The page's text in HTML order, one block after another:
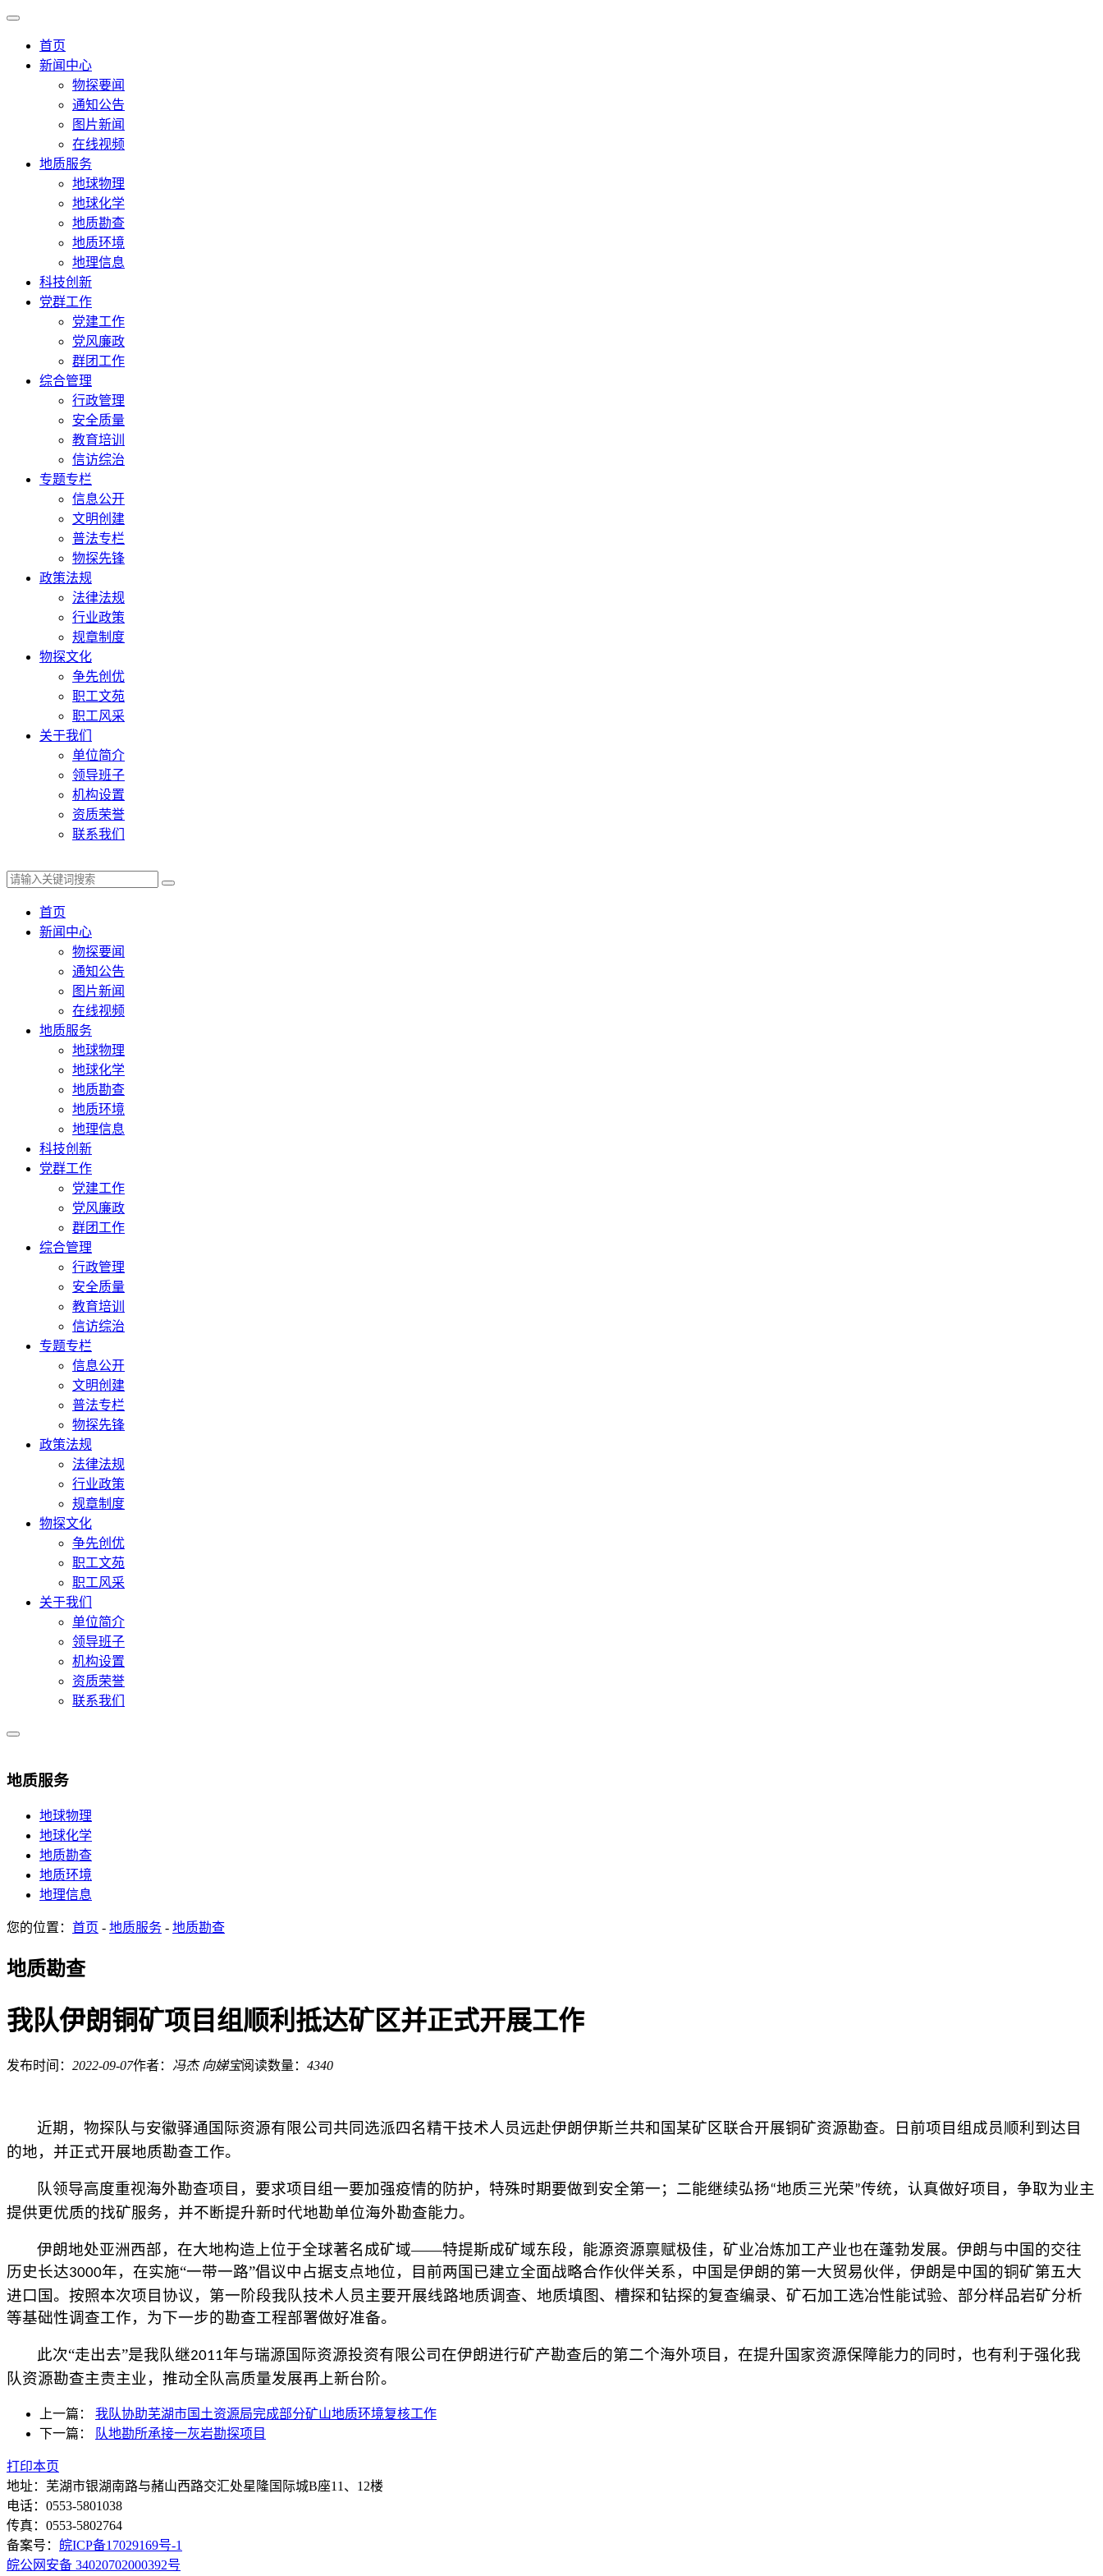
首页
新闻中心
物探要闻
通知公告
图片新闻
在线视频
地质服务
地球物理
地球化学
地质勘查
地质环境
地理信息
科技创新
党群工作
党建工作
党风廉政
群团工作
综合管理
行政管理
安全质量
教育培训
信访综治
专题专栏
信息公开
文明创建
普法专栏
物探先锋
政策法规
法律法规
行业政策
规章制度
物探文化
争先创优
职工文苑
职工风采
关于我们
单位简介
领导班子
机构设置
资质荣誉
联系我们
首页
新闻中心
物探要闻
通知公告
图片新闻
在线视频
地质服务
地球物理
地球化学
地质勘查
地质环境
地理信息
科技创新
党群工作
党建工作
党风廉政
群团工作
综合管理
行政管理
安全质量
教育培训
信访综治
专题专栏
信息公开
文明创建
普法专栏
物探先锋
政策法规
法律法规
行业政策
规章制度
物探文化
争先创优
职工文苑
职工风采
关于我们
单位简介
领导班子
机构设置
资质荣誉
联系我们
地质服务
地球物理
地球化学
地质勘查
地质环境
地理信息
您的位置： 首页 - 地质服务 - 地质勘查
地质勘查
我队伊朗铜矿项目组顺利抵达矿区并正式开展工作
发布时间： 2022-09-07作者： 冯杰 向娣宝阅读数量： 4340
近期，物探队与安徽驿通国际资源有限公司共同选派四名精干技术人员远赴伊朗伊斯兰共和国某矿区联合开展铜矿资源勘查。 日前项目组成员顺利到达目
的地，并正式开展地质勘查工作。
队领导高度重视海外勘查项目，要求项目组一要加强疫情的防护，特殊时期要做到安全第一；二能继续弘扬“地质三光荣”传统，认真做好项目，争取为业主
提供更优质的找矿服务，并不断提升新时代地勘单位海外勘查能力。
伊朗地处亚洲西部，在大地构造上位于全球著名成矿域——特提斯成矿域东段，能源资源禀赋极佳，矿业冶炼加工产业也在蓬勃发展。伊朗与中国的交往
历史长达3000年，在实施“一带一路”倡议中占据支点地位，目前两国已建立全面战略合作伙伴关系，中国是伊朗的第一大贸易伙伴，伊朗是中国的铜矿第五大
进口国。按照本次项目协议，第一阶段我队技术人员主要开展线路地质调查、地质填图、槽探和钻探的复查编录、矿石加工选冶性能试验、部分样品岩矿分析
等基础性调查工作， 为下一步的勘查工程部署做好准备。
此次“走出去”是我队继2011年与瑞源国际资源投资有限公司在伊朗进行矿产勘查后的第二个海外项目，在提升国家资源保障能力的同时，也有利于强化我
队资源勘查主责主业， 推动全队高质量发展再上新台阶。
上一篇：
我队协助芜湖市国土资源局完成部分矿山地质环境复核工作
下一篇：
队地勘所承接一灰岩勘探项目
打印本页
地址：芜湖市银湖南路与赭山西路交汇处星隆国际城B座11、12楼
电话：0553-5801038
传真：0553-5802764
备案号： 皖ICP备17029169号-1
皖公网安备 34020702000392号